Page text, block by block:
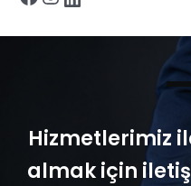
Hizmetlerimiz
almak için